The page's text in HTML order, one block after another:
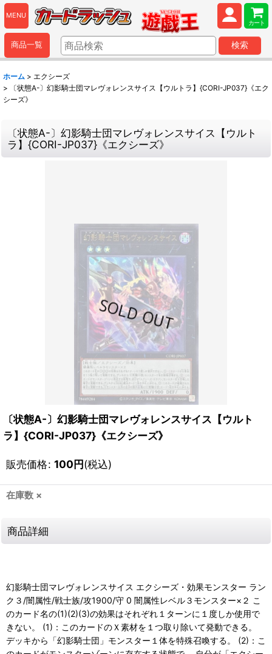
MENU
カート
商品一覧 検索
ホーム > エクシーズ
>
〔状態A-〕幻影騎士団マレヴォレンスサイス【ウルトラ】{CORI-JP037}《エク
シーズ》
〔状態A-〕幻影騎士団マレヴォレンスサイス【ウルト
ラ】{CORI-JP037}《エクシーズ》
〔状態A-〕幻影騎士団マレヴォレンスサイス【ウルト
ラ】{CORI-JP037}《エクシーズ》
販売価格: 100円(税込)
在庫数 ×
商品詳細
幻影騎士団マレヴォレンスサイス エクシーズ・効果モンスター ラン
ク３/闇属性/戦士族/攻1900/守 0 闇属性レベル３モンスター×２ こ
のカード名の(1)(2)(3)の効果はそれぞれ１ターンに１度しか使用で
きない。 (1)：このカードのＸ素材を１つ取り除いて発動できる。
デッキから「幻影騎士団」モンスター１体を特殊召喚する。 (2)：こ